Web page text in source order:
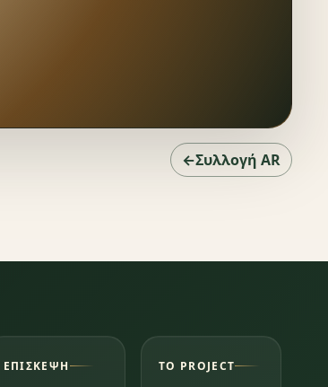
←Συλλογή AR
ΕΠΊΣΚΕΨΗ ΤΟ PROJECT